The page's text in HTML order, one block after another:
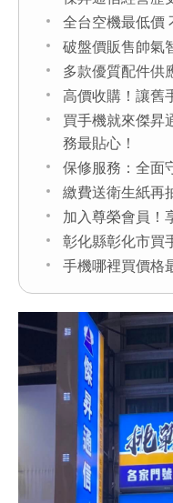
全台空機最低價
破盤價販售帥氣
多款優質配件供
高價收購！讓舊
買手機就來傑昇
務最貼心！
保修服務：全面
繳費送衛生紙再
加入尊榮會員！
彰化縣彰化市買
手機哪裡買價格